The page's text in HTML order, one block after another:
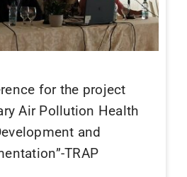
Air Pollution Health
and
TRAP